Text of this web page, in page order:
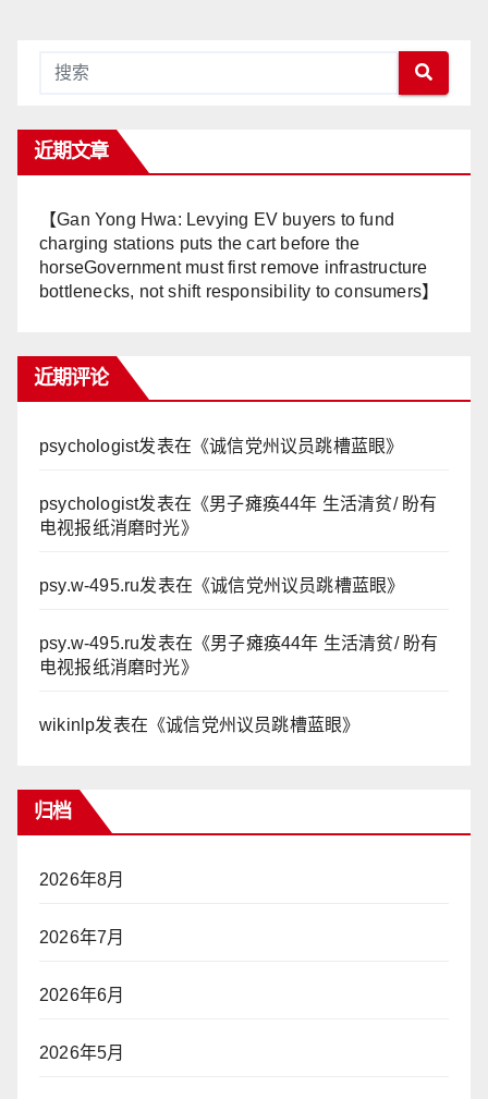
近期文章
【Gan Yong Hwa: Levying EV buyers to fund
charging stations puts the cart before the
horseGovernment must first remove infrastructure
bottlenecks, not shift responsibility to consumers】
近期评论
psychologist发表在《诚信党州议员跳槽蓝眼》
psychologist发表在《男子瘫痪44年 生活清贫/ 盼有
电视报纸消磨时光》
psy.w-495.ru发表在《诚信党州议员跳槽蓝眼》
psy.w-495.ru发表在《男子瘫痪44年 生活清贫/ 盼有
电视报纸消磨时光》
wikinlp发表在《诚信党州议员跳槽蓝眼》
归档
2026年8月
2026年7月
2026年6月
2026年5月